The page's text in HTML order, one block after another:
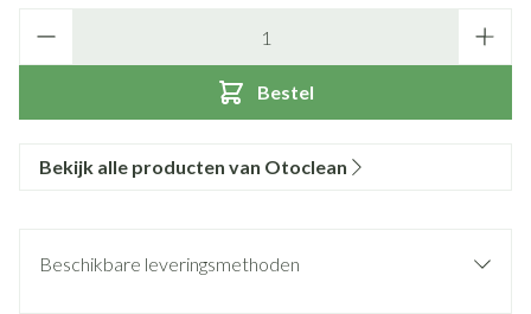
Bestel
Bekijk alle producten van Otoclean
Beschikbare leveringsmethoden